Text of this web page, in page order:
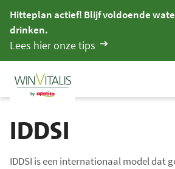
Hitteplan actief! Blijf voldoende
drinken.
Lees hier onze tips
IDDSI
IDDSI is een internationaal model dat